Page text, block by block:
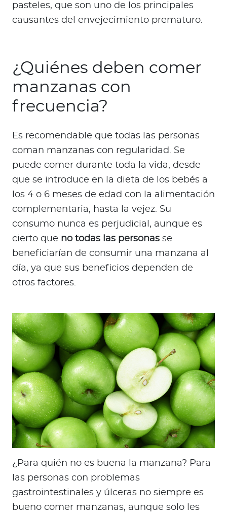
pasteles, que son uno de los principales
causantes del envejecimiento prematuro.
¿Quiénes deben comer
manzanas con
frecuencia?
Es recomendable que todas las personas
coman manzanas con regularidad. Se
puede comer durante toda la vida, desde
que se introduce en la dieta de los bebés a
los 4 o 6 meses de edad con la alimentación
complementaria, hasta la vejez. Su
consumo nunca es perjudicial, aunque es
cierto que no todas las personas se
beneficiarían de consumir una manzana al
día, ya que sus beneficios dependen de
otros factores.
¿Para quién no es buena la manzana? Para
las personas con problemas
gastrointestinales y úlceras no siempre es
bueno comer manzanas, aunque solo les